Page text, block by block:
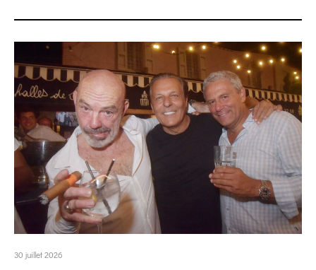
30 juillet 2026